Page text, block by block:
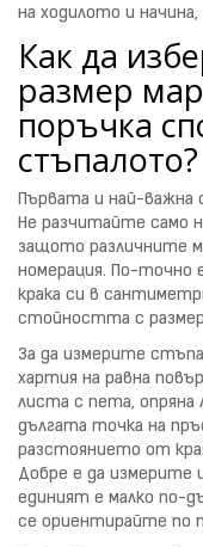
на ходилото и
Как да
размер
поръчка
стъпалото?
Първата и най-важна
Не разчитайте само
защото различните
номерация. По-точно
крака си в
стойността с
За да измерите
хартия на равна
листа с пета,
дългата точка на
разстоянието от
Добре е да измерите
единият е малко по-
се ориентирайте по